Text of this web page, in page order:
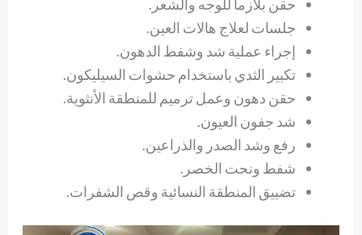
حقن بلازما للوجه والشعر.
جلسات لعلاج هالات العين.
إجراء عملية شد وشفط الدهون.
تكبير الثدي باستخدام حشوات السيليكون.
حقن دهون وعمل ترميم للمنطقة الأنثوية.
شد جفون العيون.
رفع وشد الصدر والذراعين.
شفط ونحت الخصر.
تضييق المنطقة النسائية وقص الشفرات.